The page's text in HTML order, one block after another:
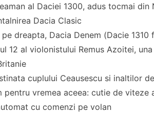
al Daciei 1300, adus tocmai
Dacia Clasic
dreapta, Dacia Denem (Dacie
12 al violonistului Remus Azoitei,
cuplului Ceausescu si inaltilor
pentru vremea aceea: cutie de viteze
cu comenzi pe volan